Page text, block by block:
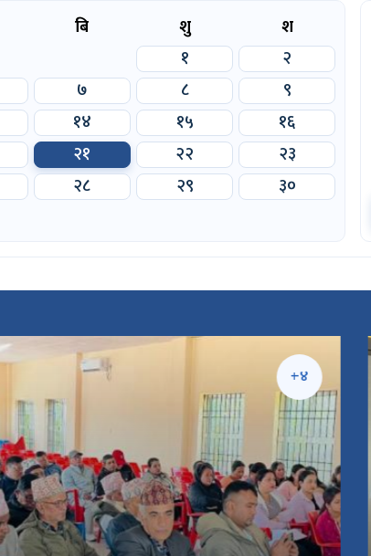
बि शु
श
१
२
७ ८
९
१४ १५
१६
२१ २२
२३
२८ २९
३०
+४